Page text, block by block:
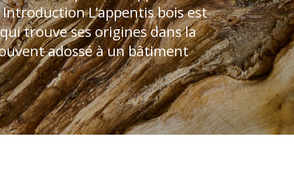
L’appentis bois est
trouve ses origines dans la
adossé à un bâtiment